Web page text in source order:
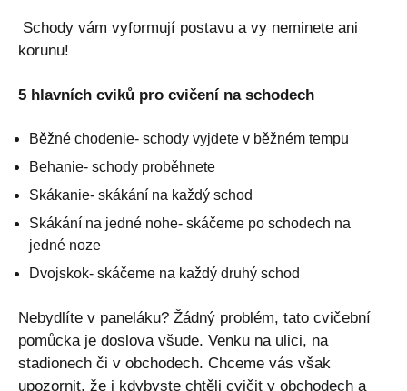
Schody vám vyformují postavu a vy neminete ani
korunu!
5 hlavních cviků pro cvičení na schodech
Běžné chodenie- schody vyjdete v běžném tempu
Behanie- schody proběhnete
Skákanie- skákání na každý schod
Skákání na jedné nohe- skáčeme po schodech na
jedné noze
Dvojskok- skáčeme na každý druhý schod
Nebydlíte v paneláku? Žádný problém, tato cvičební
pomůcka je doslova všude. Venku na ulici, na
stadionech či v obchodech. Chceme vás však
upozornit, že i kdybyste chtěli cvičit v obchodech a